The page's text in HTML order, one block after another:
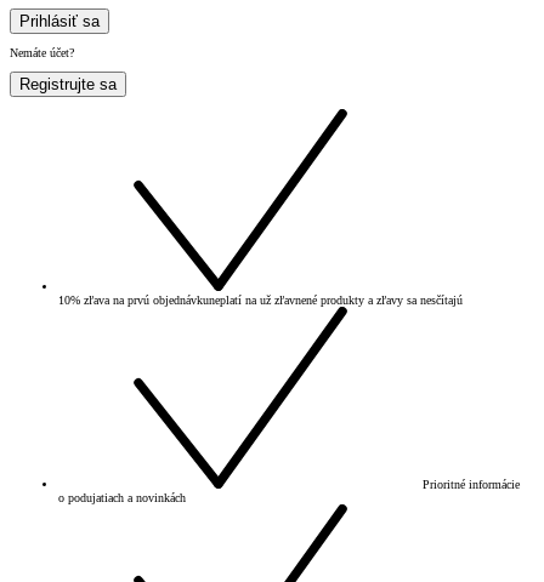
Prihlásiť sa
Nemáte účet?
Registrujte sa
10% zľava na prvú objednávkuneplatí na už zľavnené produkty a zľavy sa nesčítajú
Prioritné informácie
o podujatiach a novinkách